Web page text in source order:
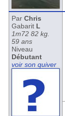
Par Chris
Gabarit L
1m72 82 kg.
59 ans
Niveau
Débutant
voir son quiver